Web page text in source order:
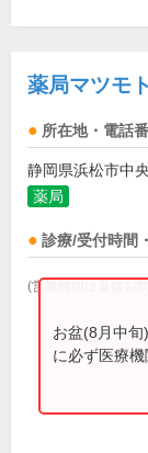
薬局マツモ
所在地・電話
静岡県浜松市中
薬局
診療/受付時間
(営業時間は直接お
お盆(8月中
に必ず医療機